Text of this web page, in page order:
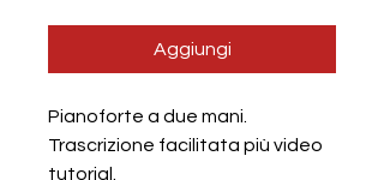
Aggiungi
Pianoforte a due mani.
Trascrizione facilitata più video
tutorial.